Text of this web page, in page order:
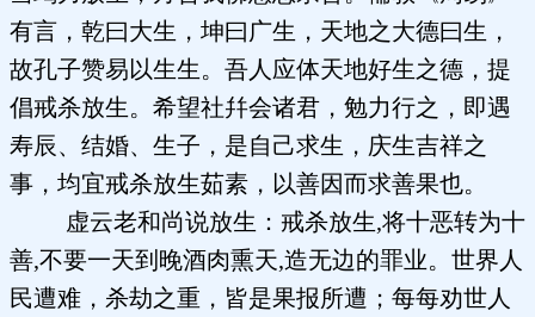
有言，乾曰大生，坤曰广生，天地之大德曰生，
故孔子赞易以生生。吾人应体天地好生之德，提
倡戒杀放生。希望社幷会诸君，勉力行之，即遇
寿辰、结婚、生子，是自己求生，庆生吉祥之
事，均宜戒杀放生茹素，以善因而求善果也。
虚云老和尚说放生：戒杀放生,将十恶转为十
善,不要一天到晚酒肉熏天,造无边的罪业。世界人
民遭难，杀劫之重，皆是果报所遭；每每劝世人